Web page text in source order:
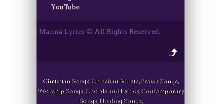
YouTube
Manna Lyrics © All Rights Reserved.
Christian Songs, Christian Music, Praise Songs,
Worship Songs, Chords and Lyrics, Contemporary
Songs, Healing Songs,